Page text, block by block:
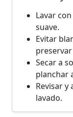
Lavar
suave.
Evitar
Secar a
planchar
Revisar
lavado.